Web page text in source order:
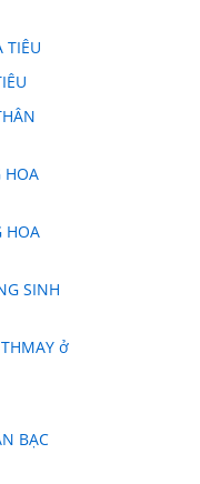
TIÊU
HOA
HOA
SINH
ở
BẠC